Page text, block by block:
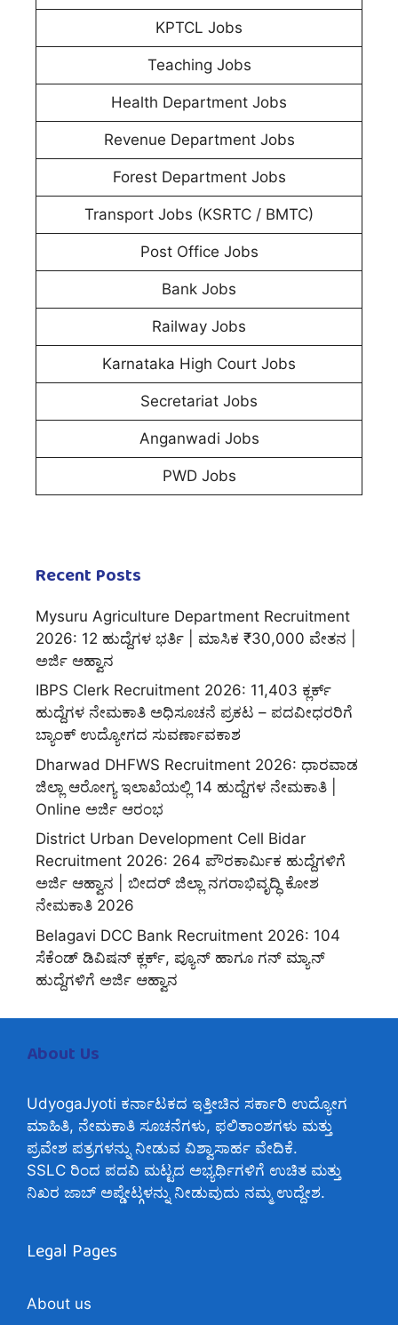
KPTCL Jobs
Teaching Jobs
Health Department Jobs
Revenue Department Jobs
Forest Department Jobs
Transport Jobs (KSRTC / BMTC)
Post Office Jobs
Bank Jobs
Railway Jobs
Karnataka High Court Jobs
Secretariat Jobs
Anganwadi Jobs
PWD Jobs
Recent Posts
Mysuru Agriculture Department Recruitment
2026: 12 ಹುದ್ದೆಗಳ ಭರ್ತಿ | ಮಾಸಿಕ ₹30,000 ವೇತನ |
ಅರ್ಜಿ ಆಹ್ವಾನ
IBPS Clerk Recruitment 2026: 11,403 ಕ್ಲರ್ಕ್
ಹುದ್ದೆಗಳ ನೇಮಕಾತಿ ಅಧಿಸೂಚನೆ ಪ್ರಕಟ – ಪದವೀಧರರಿಗೆ
ಬ್ಯಾಂಕ್ ಉದ್ಯೋಗದ ಸುವರ್ಣಾವಕಾಶ
Dharwad DHFWS Recruitment 2026: ಧಾರವಾಡ
ಜಿಲ್ಲಾ ಆರೋಗ್ಯ ಇಲಾಖೆಯಲ್ಲಿ 14 ಹುದ್ದೆಗಳ ನೇಮಕಾತಿ |
Online ಅರ್ಜಿ ಆರಂಭ
District Urban Development Cell Bidar
Recruitment 2026: 264 ಪೌರಕಾರ್ಮಿಕ ಹುದ್ದೆಗಳಿಗೆ
ಅರ್ಜಿ ಆಹ್ವಾನ | ಬೀದರ್ ಜಿಲ್ಲಾ ನಗರಾಭಿವೃದ್ಧಿ ಕೋಶ
ನೇಮಕಾತಿ 2026
Belagavi DCC Bank Recruitment 2026: 104
ಸೆಕೆಂಡ್ ಡಿವಿಷನ್ ಕ್ಲರ್ಕ್, ಪ್ಯೂನ್ ಹಾಗೂ ಗನ್ ಮ್ಯಾನ್
ಹುದ್ದೆಗಳಿಗೆ ಅರ್ಜಿ ಆಹ್ವಾನ
About Us
UdyogaJyoti ಕರ್ನಾಟಕದ ಇತ್ತೀಚಿನ ಸರ್ಕಾರಿ ಉದ್ಯೋಗ
ಮಾಹಿತಿ, ನೇಮಕಾತಿ ಸೂಚನೆಗಳು, ಫಲಿತಾಂಶಗಳು ಮತ್ತು
ಪ್ರವೇಶ ಪತ್ರಗಳನ್ನು ನೀಡುವ ವಿಶ್ವಾಸಾರ್ಹ ವೇದಿಕೆ.
SSLC ರಿಂದ ಪದವಿ ಮಟ್ಟದ ಅಭ್ಯರ್ಥಿಗಳಿಗೆ ಉಚಿತ ಮತ್ತು
ನಿಖರ ಜಾಬ್ ಅಪ್ಡೇಟ್ಗಳನ್ನು ನೀಡುವುದು ನಮ್ಮ ಉದ್ದೇಶ.
Legal Pages
About us